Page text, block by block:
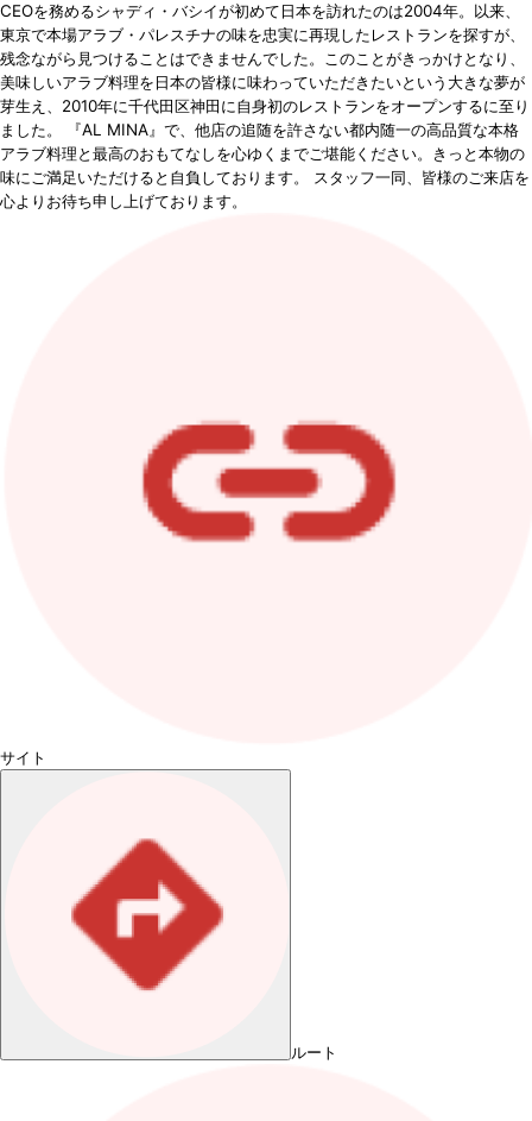
CEOを務めるシャディ・バシイが初めて日本を訪れたのは2004年。以来、
東京で本場アラブ・パレスチナの味を忠実に再現したレストランを探すが、
残念ながら見つけることはできませんでした。このことがきっかけとなり、
美味しいアラブ料理を日本の皆様に味わっていただきたいという大きな夢が
芽生え、2010年に千代田区神田に自身初のレストランをオープンするに至り
ました。 『AL MINA』で、他店の追随を許さない都内随一の高品質な本格
アラブ料理と最高のおもてなしを心ゆくまでご堪能ください。きっと本物の
味にご満足いただけると自負しております。 スタッフ一同、皆様のご来店を
心よりお待ち申し上げております。
サイト
ルート